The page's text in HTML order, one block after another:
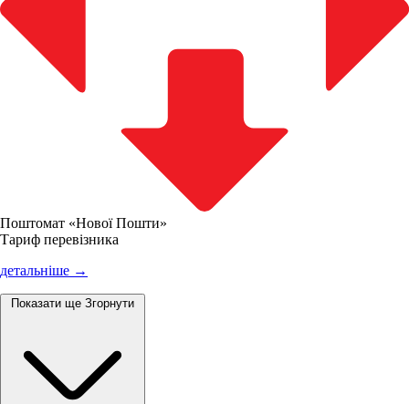
Поштомат «Нової Пошти»
Тариф перевізника
детальніше →
Показати ще Згорнути